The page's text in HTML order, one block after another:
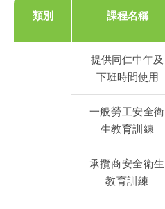
類別 課程名稱
提供同仁中午及
下班時間使用
一般勞工安全衛
生教育訓練
承攬商安全衛生
教育訓練